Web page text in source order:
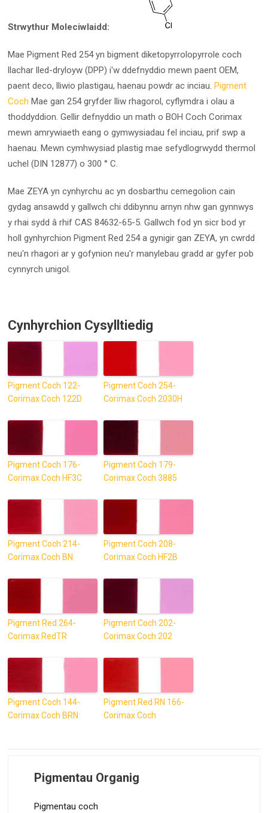
Strwythur Moleciwlaidd:
Mae Pigment Red 254 yn bigment diketopyrrolopyrrole coch
llachar lled-dryloyw (DPP) i'w ddefnyddio mewn paent OEM,
paent deco, lliwio plastigau, haenau powdr ac inciau. Pigment
Coch Mae gan 254 gryfder lliw rhagorol, cyflymdra i olau a
thoddyddion. Gellir defnyddio un math o BOH Coch Corimax
mewn amrywiaeth eang o gymwysiadau fel inciau, prif swp a
haenau. Mewn cymhwysiad plastig mae sefydlogrwydd thermol
uchel (DIN 12877) o 300 ° C.
Mae ZEYA yn cynhyrchu ac yn dosbarthu cemegolion cain
gydag ansawdd y gallwch chi ddibynnu arnyn nhw gan gynnwys
y rhai sydd â rhif CAS 84632-65-5. Gallwch fod yn sicr bod yr
holl gynhyrchion Pigment Red 254 a gynigir gan ZEYA, yn cwrdd
neu'n rhagori ar y gofynion neu'r manylebau gradd ar gyfer pob
cynnyrch unigol.
Cynhyrchion Cysylltiedig
Pigment Coch 122-
Corimax Coch 122D
Pigment Coch 254-
Corimax Coch 2030H
Pigment Coch 176-
Corimax Coch HF3C
Pigment Coch 179-
Corimax Coch 3885
Pigment Coch 214-
Corimax Coch BN
Pigment Coch 208-
Corimax Coch HF2B
Pigment Red 264-
Corimax RedTR
Pigment Coch 202-
Corimax Coch 202
Pigment Coch 144-
Corimax Coch BRN
Pigment Red RN 166-
Corimax Coch
Pigmentau Organig
Pigmentau coch